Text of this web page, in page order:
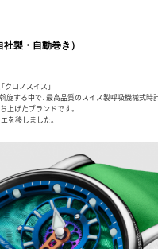
製・自動巻き）
ロノスイス」
旋する中で、最高品質のスイス製呼吸機械式時
上げたブランドです。
を移しました。